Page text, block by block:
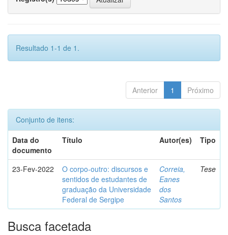
Resultado 1-1 de 1.
Anterior 1 Próximo
Conjunto de itens:
Data do
documento
Título Autor(es) Tipo
23-Fev-2022
O corpo-outro: discursos e
sentidos de estudantes de
graduação da Universidade
Federal de Sergipe
Correia,
Eanes
dos
Santos
Tese
Busca facetada